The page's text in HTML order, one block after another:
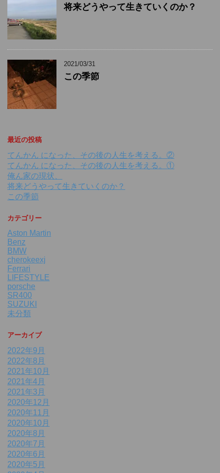
将来どうやって生きていくのか？
2021/03/31
この季節
最近の投稿
てんかん になった、その後の人生を考える。②
てんかん になった、その後の人生を考える。①
俺ん家の現状、
将来どうやって生きていくのか？
この季節
カテゴリー
Aston Martin
Benz
BMW
cherokeexj
Ferrari
LIFESTYLE
porsche
SR400
SUZUKI
未分類
アーカイブ
2022年9月
2022年8月
2021年10月
2021年4月
2021年3月
2020年12月
2020年11月
2020年10月
2020年8月
2020年7月
2020年6月
2020年5月